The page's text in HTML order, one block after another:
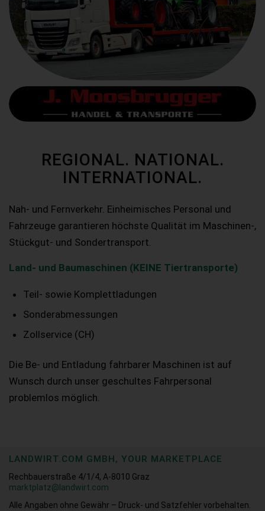
REGIONAL. NATIONAL.
INTERNATIONAL.
Nah- und Fernverkehr. Einheimisches Personal und
Fahrzeuge garantieren höchste Qualität im Maschinen-,
Stückgut- und Sondertransport.
Land- und Baumaschinen (KEINE Tiertransporte)
Teil- sowie Komplettladungen
Sonderabmessungen
Zollservice (CH)
Die Be- und Entladung fahrbarer Maschinen ist auf
Wunsch durch unser geschultes Fahrpersonal
problemlos möglich.
LANDWIRT.COM GMBH, YOUR MARKETPLACE
Rechbauerstraße 4/1/4, A-8010 Graz
marktplatz@landwirt.com
Alle Angaben ohne Gewähr – Druck- und Satzfehler vorbehalten.